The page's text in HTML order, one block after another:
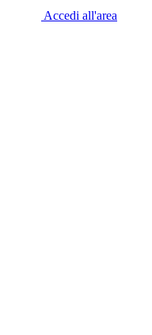
Accedi all'area